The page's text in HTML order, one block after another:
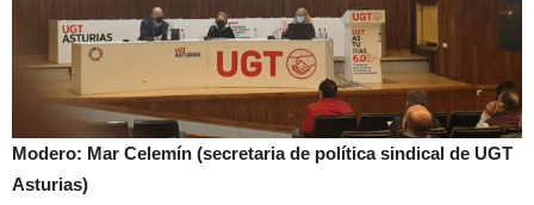
Modero: Mar Celemín (secretaria de política sindical de UGT
Asturias)